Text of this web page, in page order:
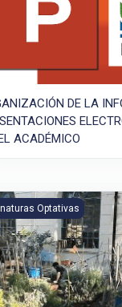
DE LA
ACADÉMICO
Social Educativa.
Optativas